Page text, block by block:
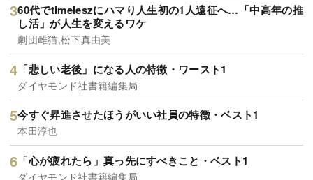
60代でtimeleszにハマり人生初の1人遠征へ…「中高年の推
し活」が人生を変えるワケ
劇団雌猫,松下真由美
「悲しい老後」になる人の特徴・ワースト1
ダイヤモンド社書籍編集局
今すぐ昇進させたほうがいい社員の特徴・ベスト1
本田淳也
「心が疲れたら」真っ先にすべきこと・ベスト1
ダイヤモンド社書籍編集局